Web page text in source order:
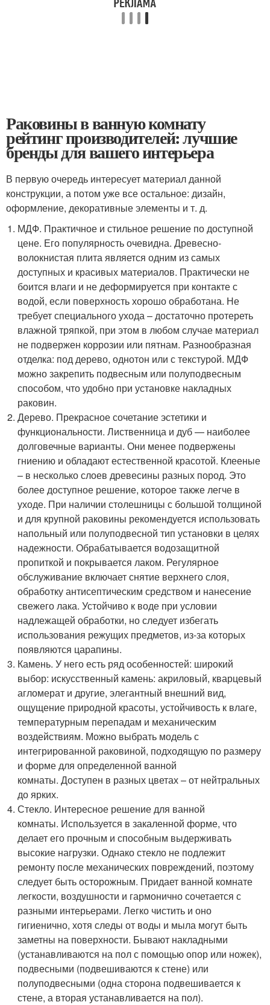
Раковины в ванную комнату
рейтинг производителей: лучшие
бренды для вашего интерьера
В первую очередь интересует материал данной
конструкции, а потом уже все остальное: дизайн,
оформление, декоративные элементы и т. д.
МДФ. Практичное и стильное решение по доступной
цене. Его популярность очевидна. Древесно-
волокнистая плита является одним из самых
доступных и красивых материалов. Практически не
боится влаги и не деформируется при контакте с
водой, если поверхность хорошо обработана. Не
требует специального ухода – достаточно протереть
влажной тряпкой, при этом в любом случае материал
не подвержен коррозии или пятнам. Разнообразная
отделка: под дерево, однотон или с текстурой. МДФ
можно закрепить подвесным или полуподвесным
способом, что удобно при установке накладных
раковин.
Дерево. Прекрасное сочетание эстетики и
функциональности. Лиственница и дуб — наиболее
долговечные варианты. Они менее подвержены
гниению и обладают естественной красотой. Клееные
– в несколько слоев древесины разных пород. Это
более доступное решение, которое также легче в
уходе. При наличии столешницы с большой толщиной
и для крупной раковины рекомендуется использовать
напольный или полуподвесной тип установки в целях
надежности. Обрабатывается водозащитной
пропиткой и покрывается лаком. Регулярное
обслуживание включает снятие верхнего слоя,
обработку антисептическим средством и нанесение
свежего лака. Устойчиво к воде при условии
надлежащей обработки, но следует избегать
использования режущих предметов, из-за которых
появляются царапины.
Камень. У него есть ряд особенностей: широкий
выбор: искусственный камень: акриловый, кварцевый
агломерат и другие, элегантный внешний вид,
ощущение природной красоты, устойчивость к влаге,
температурным перепадам и механическим
воздействиям. Можно выбрать модель с
интегрированной раковиной, подходящую по размеру
и форме для определенной ванной
комнаты. Доступен в разных цветах – от нейтральных
до ярких.
Стекло. Интересное решение для ванной
комнаты. Используется в закаленной форме, что
делает его прочным и способным выдерживать
высокие нагрузки. Однако стекло не подлежит
ремонту после механических повреждений, поэтому
следует быть осторожным. Придает ванной комнате
легкости, воздушности и гармонично сочетается с
разными интерьерами. Легко чистить и оно
гигиенично, хотя следы от воды и мыла могут быть
заметны на поверхности. Бывают накладными
(устанавливаются на пол с помощью опор или ножек),
подвесными (подвешиваются к стене) или
полуподвесными (одна сторона подвешивается к
стене, а вторая устанавливается на пол).